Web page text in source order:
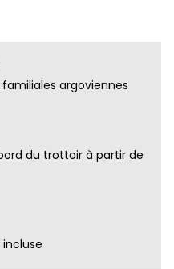
argoviennes
du trottoir à partir de